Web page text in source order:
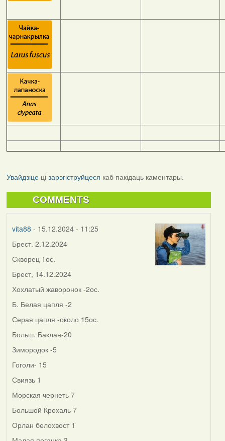
Увайдзіцеці зарэгіструйцеся каб пакідаць каментары.
COMMENTS
vita88 - 15.12.2024 - 11:25
Брест. 2.12.2024
Скворец 1ос.
Брест, 14.12.2024
Хохлатый жаворонок -2ос.
Б. Белая цапля -2
Серая цапля -около 15ос.
Больш. Баклан-20
Зимородок -5
Гоголи- 15
Свиязь 1
Морская чернеть 7
Большой Крохаль 7
Орлан белохвост 1